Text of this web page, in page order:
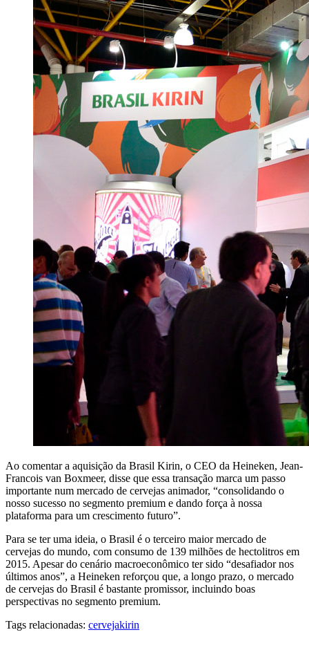
Ao comentar a aquisição da Brasil Kirin, o CEO da Heineken, Jean-
Francois van Boxmeer, disse que essa transação marca um passo
importante num mercado de cervejas animador, “consolidando o
nosso sucesso no segmento premium e dando força à nossa
plataforma para um crescimento futuro”.
Para se ter uma ideia, o Brasil é o terceiro maior mercado de
cervejas do mundo, com consumo de 139 milhões de hectolitros em
2015. Apesar do cenário macroeconômico ter sido “desafiador nos
últimos anos”, a Heineken reforçou que, a longo prazo, o mercado
de cervejas do Brasil é bastante promissor, incluindo boas
perspectivas no segmento premium.
Tags relacionadas: cervejakirin